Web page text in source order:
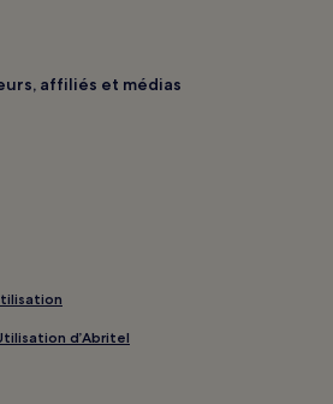
affiliés et médias
d’Abritel